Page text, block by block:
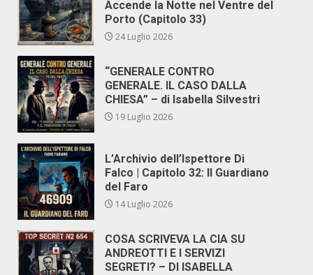
Accende la Notte nel Ventre del
Porto (Capitolo 33)
24 Luglio 2026
“GENERALE CONTRO
GENERALE. IL CASO DALLA
CHIESA” – di Isabella Silvestri
19 Luglio 2026
L’Archivio dell’Ispettore Di
Falco | Capitolo 32: Il Guardiano
del Faro
14 Luglio 2026
COSA SCRIVEVA LA CIA SU
ANDREOTTI E I SERVIZI
SEGRETI? – DI ISABELLA